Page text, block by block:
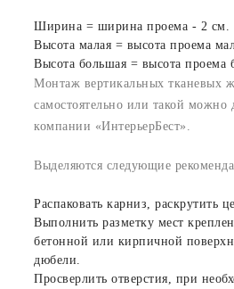
Ширина = ширина проема - 2 см.
Высота малая = высота проема
Высота большая = высота проема
Монтаж вертикальных тканевых
самостоятельно или такой можно
компании «ИнтерьерБест».
Выделяются следующие
Распаковать карниз, раскрутить
Выполнить разметку мест
бетонной или кирпичной
дюбели.
Просверлить отверстия, при